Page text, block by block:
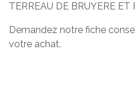
TERREAU DE BRUYERE ET
Demandez notre fiche
votre achat.